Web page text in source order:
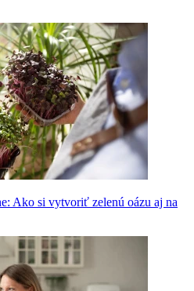
Ako si vytvoriť zelenú oázu aj na